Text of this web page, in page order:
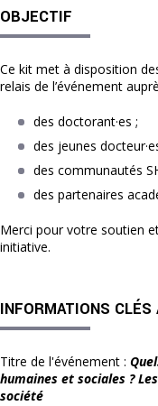
OBJECTIF
Ce kit met à disposition
relais de l’événement
des doctorant·es ;
des jeunes
des communautés
des partenaires
Merci pour votre soutien
initiative.
INFORMATIONS CLÉS
Titre de l'événement :
humaines et sociales ?
société